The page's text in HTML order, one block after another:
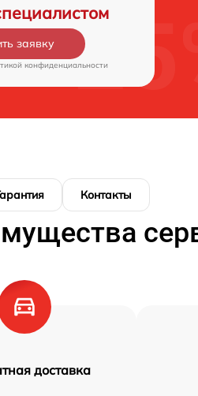
заявку
конфиденциальности
Контакты
доставка